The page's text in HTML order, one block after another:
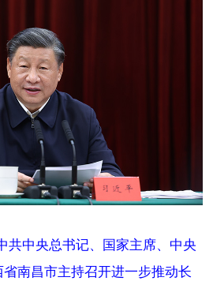
共中央总书记、国家主席、中央
南昌市主持召开进一步推动长